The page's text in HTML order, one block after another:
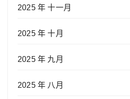
2025 年 十一月
2025 年 十月
2025 年 九月
2025 年 八月